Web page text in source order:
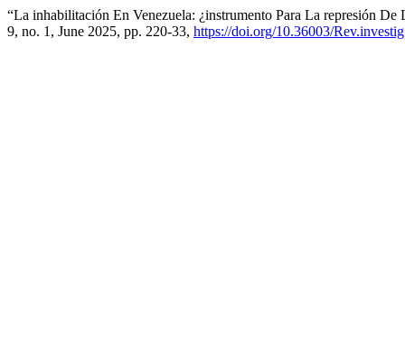
“La inhabilitación En Venezuela: ¿instrumento Para La represión
9, no. 1, June 2025, pp. 220-33, https://doi.org/10.36003/